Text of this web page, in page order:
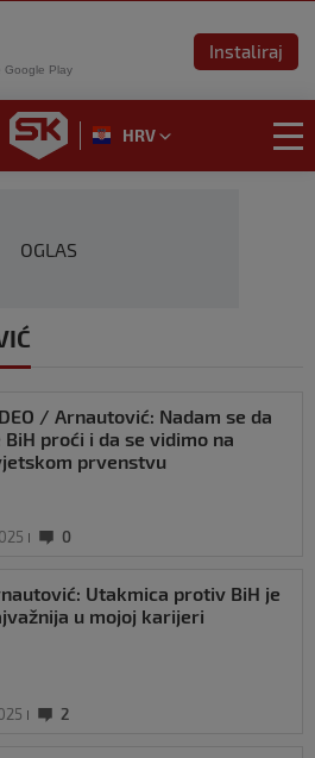
Google Play
Instaliraj
HRV
OGLAS
/ Arnautović: Nadam se da
BiH proći i da se vidimo na
prvenstvu
0
Utakmica protiv BiH je
u mojoj karijeri
2